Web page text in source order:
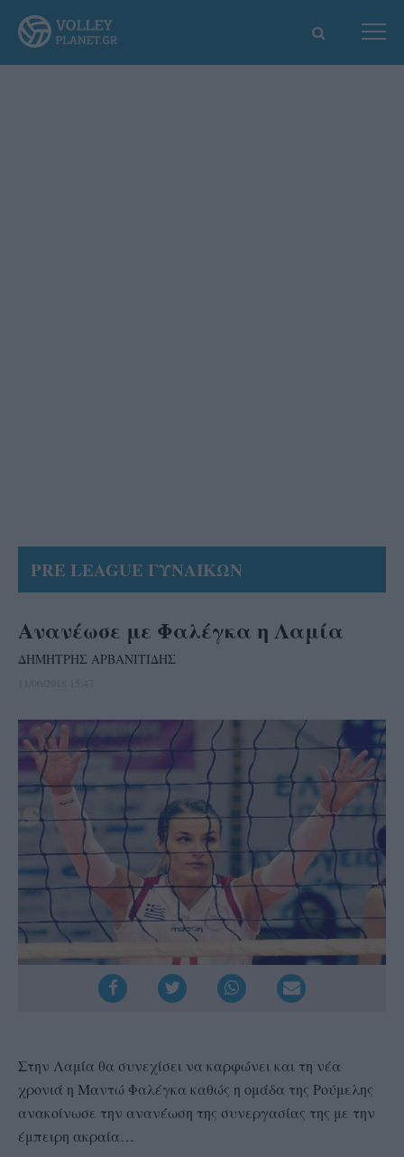
PRE LEAGUE ΓΥΝΑΙΚΩΝ
Ανανέωσε με Φαλέγκα η Λαμία
ΔΗΜΗΤΡΗΣ ΑΡΒΑΝΙΤΙΔΗΣ
Στην Λαμία θα συνεχίσει να καρφώνει και τη νέα
χρονιά η Μαντώ Φαλέγκα καθώς η ομάδα της Ρούμελης
ανακοίνωσε την ανανέωση της συνεργασίας της με την
έμπειρη ακραία…